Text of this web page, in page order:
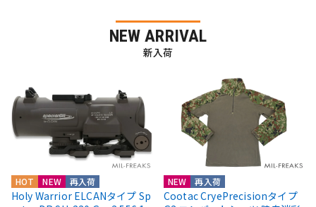
NEW ARRIVAL
新入荷
HOT NEW 再入荷
Holy Warrior ELCANタイプ Sp
NEW 再入荷
Cootac CryePrecisionタイプ